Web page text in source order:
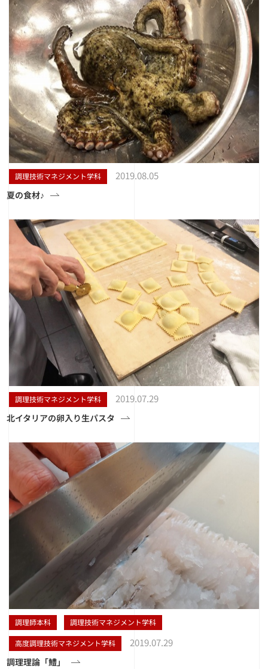
調理技術マネジメント学科 2019.08.05
夏の食材♪
調理技術マネジメント学科 2019.07.29
北イタリアの卵入り生パスタ
調理師本科 調理技術マネジメント学科
高度調理技術マネジメント学科 2019.07.29
調理理論「鱧」